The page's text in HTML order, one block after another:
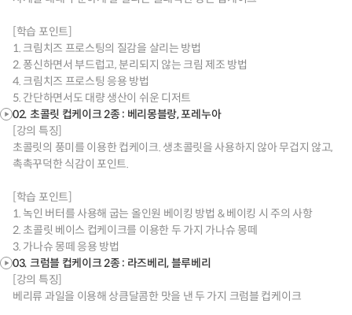
[학습 포인트]
1. 크림치즈 프로스팅의 질감을 살리는 방법
2. 퐁신하면서 부드럽고, 분리되지 않는 크림 제조 방법
4. 크림치즈 프로스팅 응용 방법
5. 간단하면서도 대량 생산이 쉬운 디저트
02. 초콜릿 컵케이크 2종 : 베리몽블랑, 포레누아
[강의 특징]
초콜릿의 풍미를 이용한 컵케이크. 생초콜릿을 사용하지 않아 무겁지 않고,
촉촉꾸덕한 식감이 포인트.
[학습 포인트]
1. 녹인 버터를 사용해 굽는 올인원 베이킹 방법 & 베이킹 시 주의 사항
2. 초콜릿 베이스 컵케이크를 이용한 두 가지 가나슈 몽떼
3. 가나슈 몽떼 응용 방법
03. 크럼블 컵케이크 2종 : 라즈베리, 블루베리
[강의 특징]
베리류 과일을 이용해 상큼달콤한 맛을 낸 두 가지 크럼블 컵케이크